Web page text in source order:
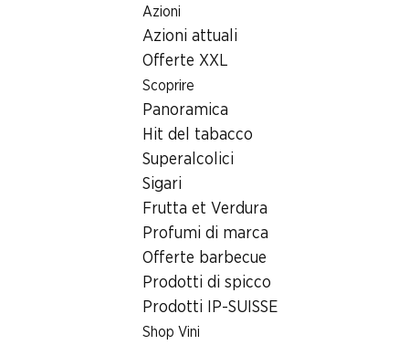
Azioni
Azioni attuali
Offerte XXL
Scoprire
Panoramica
Hit del tabacco
Superalcolici
Sigari
Frutta et Verdura
Profumi di marca
Offerte barbecue
Prodotti di spicco
Prodotti IP-SUISSE
Shop Vini
Ricerca di filiale
Filiale Denner Rue du Simplon 37, 1920 Martigny
1920 Martigny, Centre
Rue du Simplon 37, 1920 Martigny
Alle indicazioni stradali